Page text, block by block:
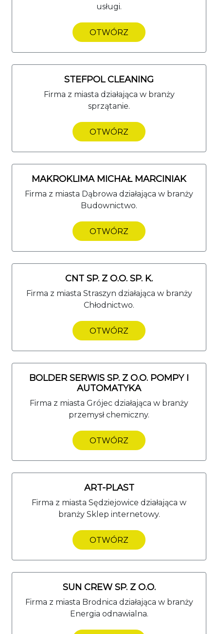
usługi.
OTWÓRZ
STEFPOL CLEANING
Firma z miasta działająca w branży
sprzątanie.
OTWÓRZ
MAKROKLIMA MICHAŁ MARCINIAK
Firma z miasta Dąbrowa działająca w branży
Budownictwo.
OTWÓRZ
CNT SP. Z O.O. SP. K.
Firma z miasta Straszyn działająca w branży
Chłodnictwo.
OTWÓRZ
BOLDER SERWIS SP. Z O.O. POMPY I
AUTOMATYKA
Firma z miasta Grójec działająca w branży
przemysł chemiczny.
OTWÓRZ
ART-PLAST
Firma z miasta Sędziejowice działająca w
branży Sklep internetowy.
OTWÓRZ
SUN CREW SP. Z O.O.
Firma z miasta Brodnica działająca w branży
Energia odnawialna.